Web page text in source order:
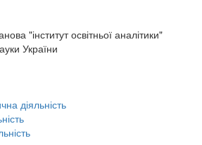
"інститут освітньої аналітики"
України
діяльність